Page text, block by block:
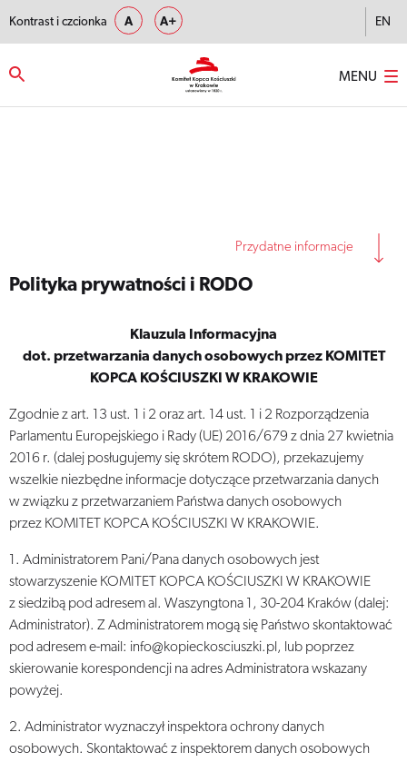
Kontrast i czcionka A A+ EN
MENU
Przydatne informacje
Polityka prywatności i RODO
Klauzula Informacyjna
dot. przetwarzania danych osobowych przez KOMITET
KOPCA KOŚCIUSZKI W KRAKOWIE
Zgodnie z art. 13 ust. 1 i 2 oraz art. 14 ust. 1 i 2 Rozporządzenia
Parlamentu Europejskiego i Rady (UE) 2016/679 z dnia 27 kwietnia
2016 r. (dalej posługujemy się skrótem RODO), przekazujemy
wszelkie niezbędne informacje dotyczące przetwarzania danych
w związku z przetwarzaniem Państwa danych osobowych
przez KOMITET KOPCA KOŚCIUSZKI W KRAKOWIE.
1. Administratorem Pani/Pana danych osobowych jest
stowarzyszenie KOMITET KOPCA KOŚCIUSZKI W KRAKOWIE
z siedzibą pod adresem al. Waszyngtona 1, 30-204 Kraków (dalej:
Administrator). Z Administratorem mogą się Państwo skontaktować
pod adresem e-mail: info@kopieckosciuszki.pl, lub poprzez
skierowanie korespondencji na adres Administratora wskazany
powyżej.
2. Administrator wyznaczył inspektora ochrony danych
osobowych. Skontaktować z inspektorem danych osobowych